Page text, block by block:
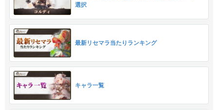
選択
最新リセマラ当たりランキング
キャラ一覧